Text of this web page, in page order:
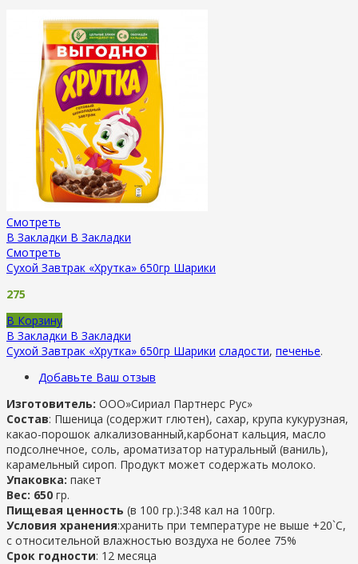
Смотреть
В Закладки В Закладки
Смотреть
Сухой Завтрак «Хрутка» 650гр Шарики
275
В Корзину
В Закладки В Закладки
Сухой Завтрак «Хрутка» 650гр Шарики сладости, печенье.
Добавьте Ваш отзыв
Изготовитель: ООО»Сириал Партнерс Рус»
Состав: Пшеница (содержит глютен), сахар, крупа кукурузная,
какао-порошок алкализованный,карбонат кальция, масло
подсолнечное, соль, ароматизатор натуральный (ваниль),
карамельный сироп. Продукт может содержать молоко.
Упаковка: пакет
Вес: 650 гр.
Пищевая ценность (в 100 гр.):348 кал на 100гр.
Условия хранения:хранить при температуре не выше +20`С,
с относительной влажностью воздуха не более 75%
Срок годности: 12 месяца